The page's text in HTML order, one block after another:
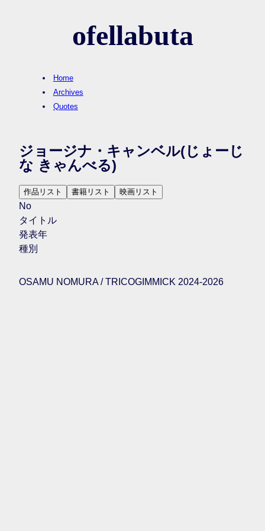
ofellabuta
Home
Archives
Quotes
ジョージナ・キャンベル(じょーじ
な きゃんべる)
作品リスト 書籍リスト 映画リスト
No
タイトル
発表年
種別
OSAMU NOMURA / TRICOGIMMICK 2024-2026